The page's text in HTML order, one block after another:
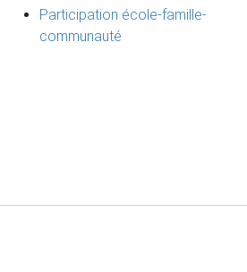
Participation école-famille-
communauté